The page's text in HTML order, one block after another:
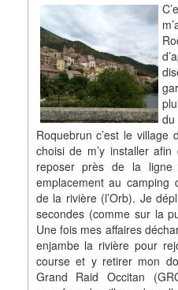
Outils & Réseaux
du
Roquebrun c’est le village
choisi de m’y installer
reposer près de la ligne
emplacement au camping
de la rivière (l’Orb). Je
secondes (comme sur la
Une fois mes affaires
enjambe la rivière pour
course et y retirer mon
Grand Raid Occitan